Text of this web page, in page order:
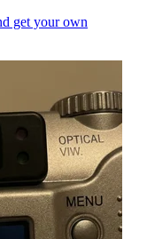
get your own